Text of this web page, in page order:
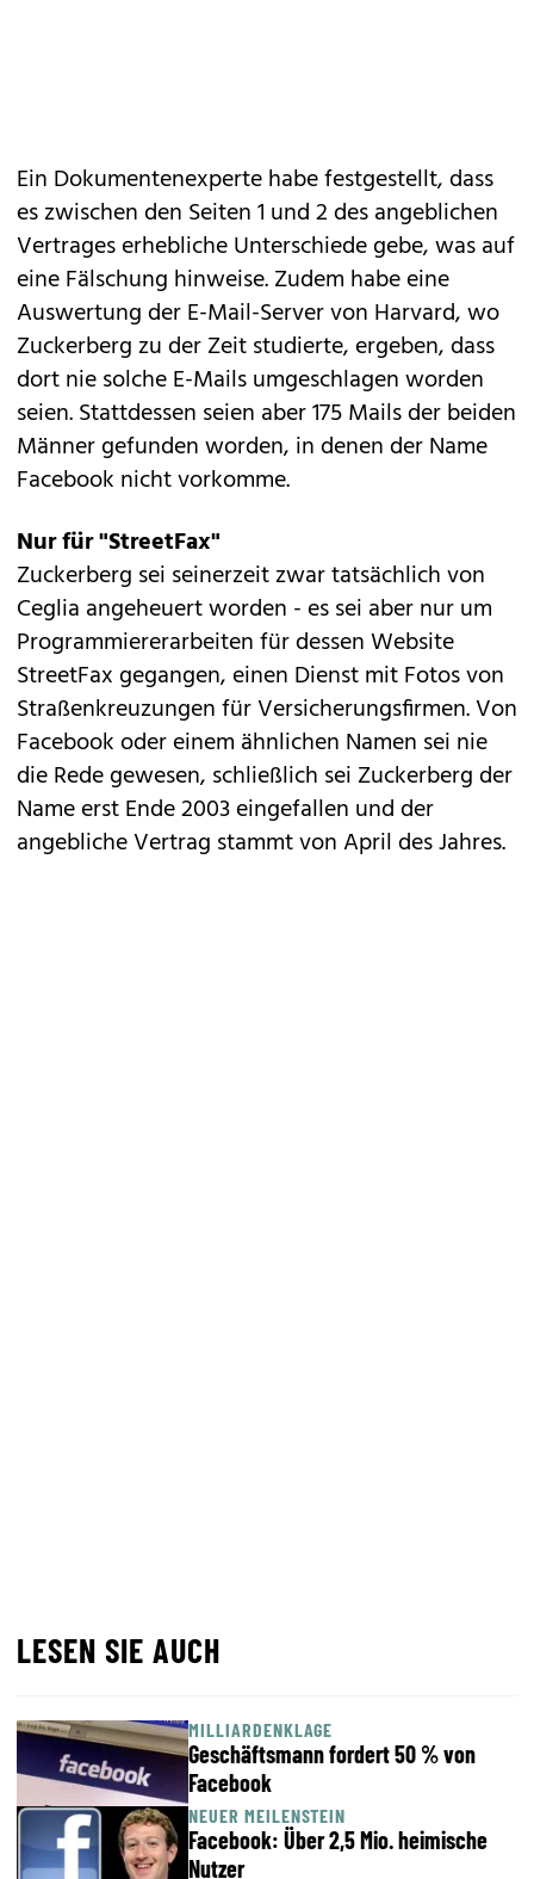
Ein Dokumentenexperte habe festgestellt, dass
es zwischen den Seiten 1 und 2 des angeblichen
Vertrages erhebliche Unterschiede gebe, was auf
eine Fälschung hinweise. Zudem habe eine
Auswertung der E-Mail-Server von Harvard, wo
Zuckerberg zu der Zeit studierte, ergeben, dass
dort nie solche E-Mails umgeschlagen worden
seien. Stattdessen seien aber 175 Mails der beiden
Männer gefunden worden, in denen der Name
Facebook nicht vorkomme.
Nur für "StreetFax"
Zuckerberg sei seinerzeit zwar tatsächlich von
Ceglia angeheuert worden - es sei aber nur um
Programmiererarbeiten für dessen Website
StreetFax gegangen, einen Dienst mit Fotos von
Straßenkreuzungen für Versicherungsfirmen. Von
Facebook oder einem ähnlichen Namen sei nie
die Rede gewesen, schließlich sei Zuckerberg der
Name erst Ende 2003 eingefallen und der
angebliche Vertrag stammt von April des Jahres.
LESEN SIE AUCH
MILLIARDENKLAGE
Geschäftsmann fordert 50 % von
Facebook
NEUER MEILENSTEIN
Facebook: Über 2,5 Mio. heimische
Nutzer